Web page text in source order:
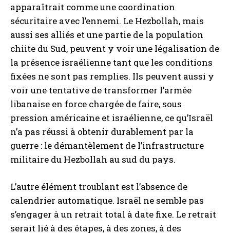
apparaîtrait comme une coordination
sécuritaire avec l’ennemi. Le Hezbollah, mais
aussi ses alliés et une partie de la population
chiite du Sud, peuvent y voir une légalisation de
la présence israélienne tant que les conditions
fixées ne sont pas remplies. Ils peuvent aussi y
voir une tentative de transformer l’armée
libanaise en force chargée de faire, sous
pression américaine et israélienne, ce qu’Israël
n’a pas réussi à obtenir durablement par la
guerre : le démantèlement de l’infrastructure
militaire du Hezbollah au sud du pays.
L’autre élément troublant est l’absence de
calendrier automatique. Israël ne semble pas
s’engager à un retrait total à date fixe. Le retrait
serait lié à des étapes, à des zones, à des